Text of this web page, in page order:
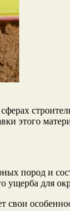
этого
пород и
ущерба для